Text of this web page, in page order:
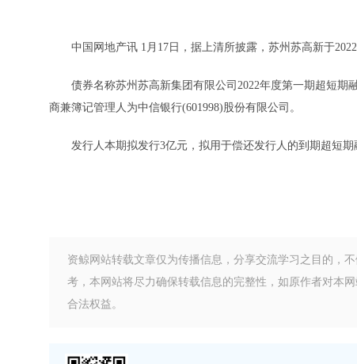
中国网地产讯 1月17日，据上清所披露，苏州苏高新于2022
债券名称苏州苏高新集团有限公司2022年度第一期超短期融
商兼簿记管理人为中信银行(601998)股份有限公司。
发行人本期拟发行3亿元，拟用于偿还发行人的到期超短期
资鲸网站转载文章仅为传播信息，分享交流学习之目的，
考，本网站将尽力确保转载信息的完整性，如原作者对本
合法权益。